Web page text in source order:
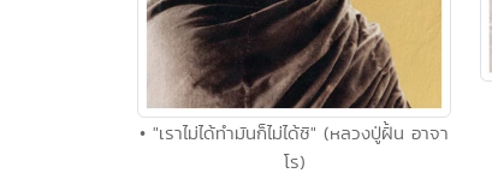
• "เราไม่ได้ทำมันก็ไม่ได้ซิ" (หลวงปู่ฝั้น อาจา
โร)